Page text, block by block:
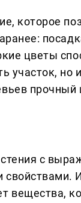
которое
цветы
участок, но
прочный
с
вещества,